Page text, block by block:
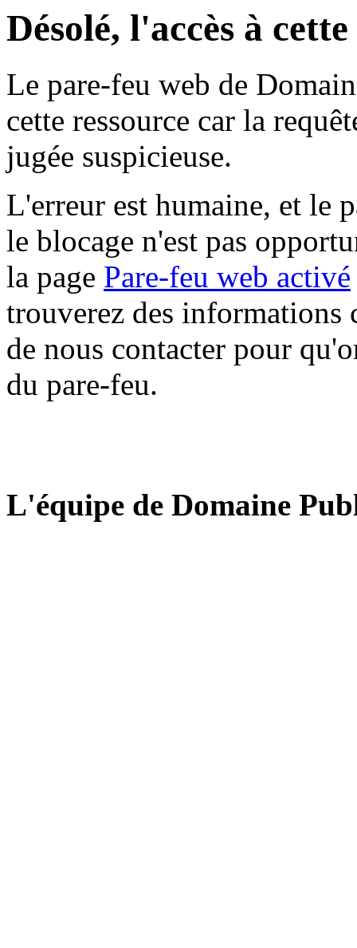
Désolé, l'accès à
Le pare-feu web de
cette ressource car la
jugée suspicieuse.
L'erreur est humaine, et le
le blocage n'est pas
la page Pare-feu web activé
trouverez des informations
de nous contacter pour
du pare-feu.
L'équipe de Domaine